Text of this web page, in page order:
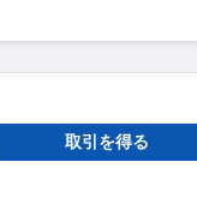
取引を得る